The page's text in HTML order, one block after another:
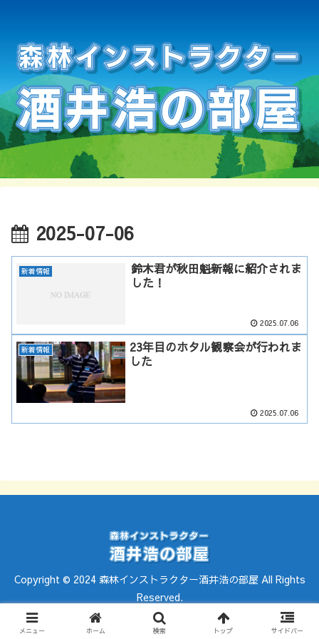
2025-07-06
新着情報
鈴木君が秋田魁新報に紹介されま
した！
2025.07.06
新着情報
23年目のホタル観察会が行われま
した
2025.07.06
Copyright © 2024 森林インストラクター酒井浩の部屋 All Rights
Reserved.
メニュー ホーム 検索 トップ サイドバー